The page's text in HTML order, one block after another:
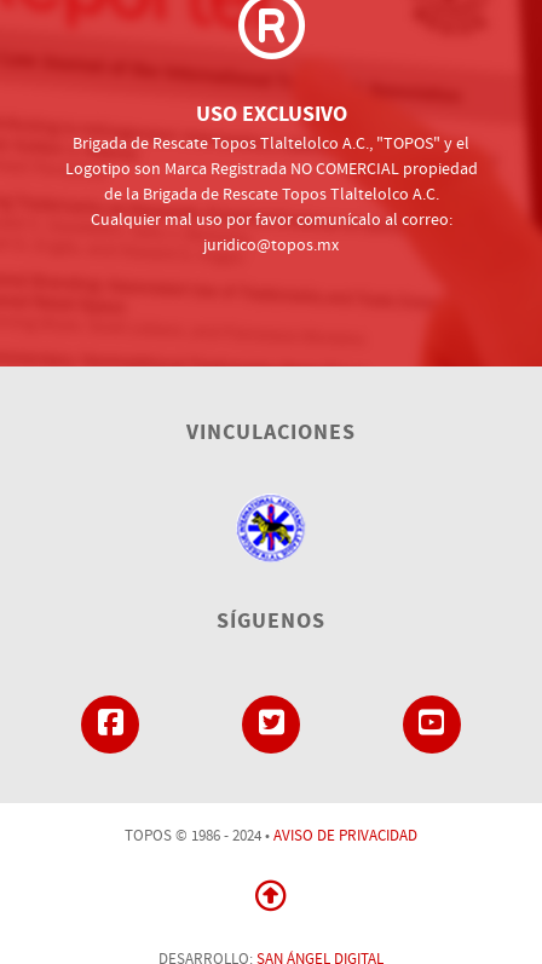
USO EXCLUSIVO
Brigada de Rescate Topos Tlaltelolco A.C., "TOPOS" y el
Logotipo son Marca Registrada NO COMERCIAL propiedad
de la Brigada de Rescate Topos Tlaltelolco A.C.
Cualquier mal uso por favor comunícalo al correo:
juridico@topos.mx
VINCULACIONES
SÍGUENOS
TOPOS © 1986 - 2024 • AVISO DE PRIVACIDAD
DESARROLLO: SAN ÁNGEL DIGITAL